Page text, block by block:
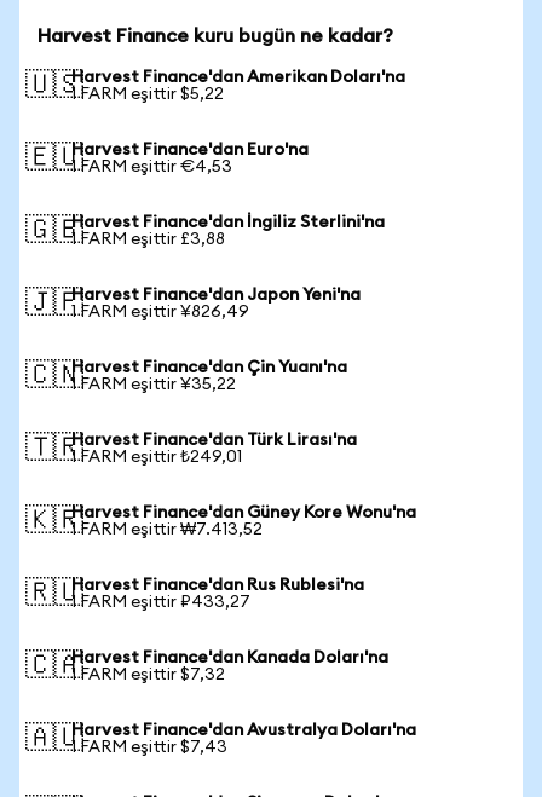
Harvest Finance kuru bugün ne kadar?
🇺🇸Harvest Finance'dan Amerikan Doları'na
1 FARM eşittir $5,22
🇪🇺Harvest Finance'dan Euro'na
1 FARM eşittir €4,53
🇬🇧Harvest Finance'dan İngiliz Sterlini'na
1 FARM eşittir £3,88
🇯🇵Harvest Finance'dan Japon Yeni'na
1 FARM eşittir ¥826,49
🇨🇳Harvest Finance'dan Çin Yuanı'na
1 FARM eşittir ¥35,22
🇹🇷Harvest Finance'dan Türk Lirası'na
1 FARM eşittir ₺249,01
🇰🇷Harvest Finance'dan Güney Kore Wonu'na
1 FARM eşittir ₩7.413,52
🇷🇺Harvest Finance'dan Rus Rublesi'na
1 FARM eşittir ₽433,27
🇨🇦Harvest Finance'dan Kanada Doları'na
1 FARM eşittir $7,32
🇦🇺Harvest Finance'dan Avustralya Doları'na
1 FARM eşittir $7,43